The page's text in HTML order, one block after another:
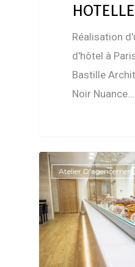
Réalisation
d'hôtel à
Bastille
Noir Nuance…
Atelier D'agencement